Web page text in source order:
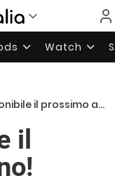
Watch
il prossimo autunno!
il